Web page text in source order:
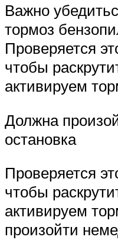
Важно
тормоз
Проверяется
чтобы
активируем
Должна
остановка
Проверяется
чтобы
активируем
произойти